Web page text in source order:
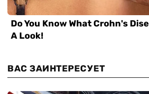
ВАС ЗАИНТЕРЕСУЕТ